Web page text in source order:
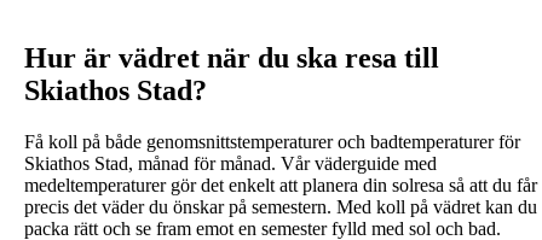
Hur är vädret när du ska resa till
Skiathos Stad?
Få koll på både genomsnittstemperaturer och badtemperaturer för
Skiathos Stad, månad för månad. Vår väderguide med
medeltemperaturer gör det enkelt att planera din solresa så att du får
precis det väder du önskar på semestern. Med koll på vädret kan du
packa rätt och se fram emot en semester fylld med sol och bad.